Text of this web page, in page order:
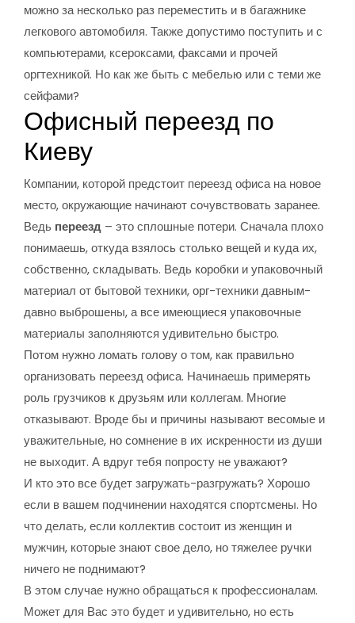
можно за несколько раз переместить и в багажнике
легкового автомобиля. Также допустимо поступить и с
компьютерами, ксероксами, факсами и прочей
оргтехникой. Но как же быть с мебелью или с теми же
сейфами?
Офисный переезд по
Киеву
Компании, которой предстоит переезд офиса на новое
место, окружающие начинают сочувствовать заранее.
Ведь переезд – это сплошные потери. Сначала плохо
понимаешь, откуда взялось столько вещей и куда их,
собственно, складывать. Ведь коробки и упаковочный
материал от бытовой техники, орг-техники давным-
давно выброшены, а все имеющиеся упаковочные
материалы заполняются удивительно быстро.
Потом нужно ломать голову о том, как правильно
организовать переезд офиса. Начинаешь примерять
роль грузчиков к друзьям или коллегам. Многие
отказывают. Вроде бы и причины называют весомые и
уважительные, но сомнение в их искренности из души
не выходит. А вдруг тебя попросту не уважают?
И кто это все будет загружать-разгружать? Хорошо
если в вашем подчинении находятся спортсмены. Но
что делать, если коллектив состоит из женщин и
мужчин, которые знают свое дело, но тяжелее ручки
ничего не поднимают?
В этом случае нужно обращаться к профессионалам.
Может для Вас это будет и удивительно, но есть